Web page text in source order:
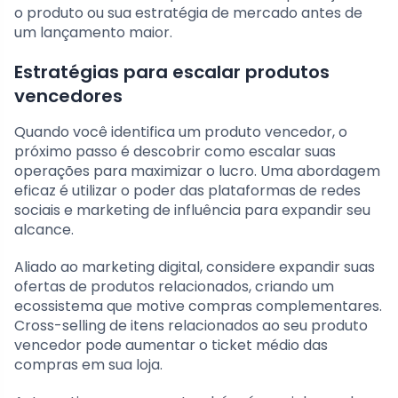
o produto ou sua estratégia de mercado antes de
um lançamento maior.
Estratégias para escalar produtos
vencedores
Quando você identifica um produto vencedor, o
próximo passo é descobrir como escalar suas
operações para maximizar o lucro. Uma abordagem
eficaz é utilizar o poder das plataformas de redes
sociais e marketing de influência para expandir seu
alcance.
Aliado ao marketing digital, considere expandir suas
ofertas de produtos relacionados, criando um
ecossistema que motive compras complementares.
Cross-selling de itens relacionados ao seu produto
vencedor pode aumentar o ticket médio das
compras em sua loja.